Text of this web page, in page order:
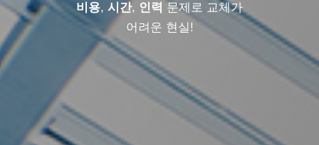
비용, 시간, 인력 문제로 교체가
어려운 현실!